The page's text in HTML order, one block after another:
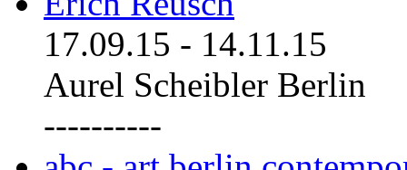
17.09.15 - 14.11.15
Aurel Scheibler Berlin
----------